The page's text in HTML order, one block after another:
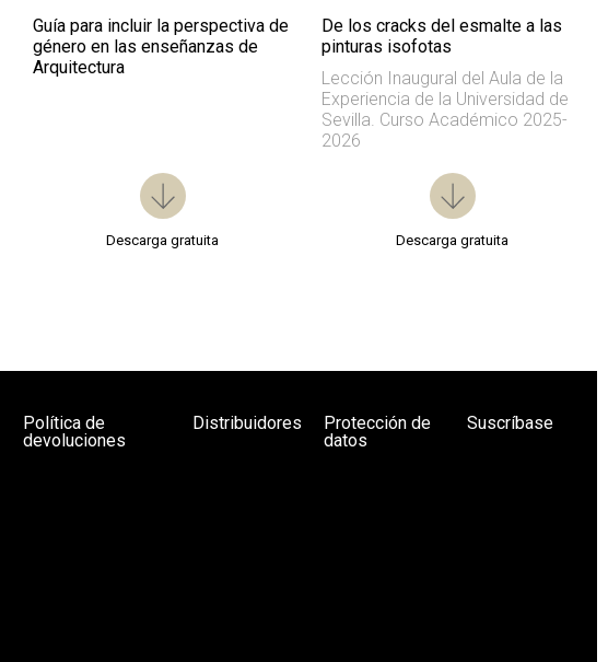
Guía para incluir la perspectiva de
género en las enseñanzas de
Arquitectura
Descarga gratuita
De los cracks del esmalte a las
pinturas isofotas
Lección Inaugural del Aula de la
Experiencia de la Universidad de
Sevilla. Curso Académico 2025-
2026
Descarga gratuita
Política de
devoluciones
Distribuidores
Protección de
datos
Suscríbase